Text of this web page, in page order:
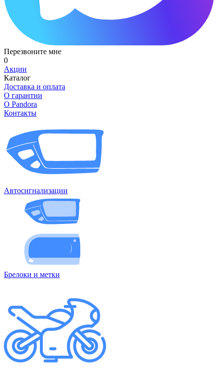
Перезвоните мне
0
Акции
Каталог
Доставка и оплата
О гарантии
О Pandora
Контакты
Автосигнализации
Брелоки и метки